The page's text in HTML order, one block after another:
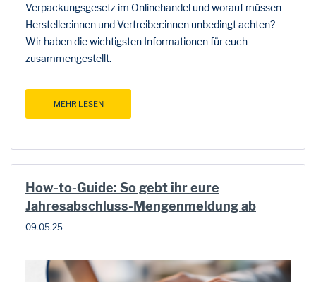
Verpackungsgesetz im Onlinehandel und worauf müssen
Hersteller:innen und Vertreiber:innen unbedingt achten?
Wir haben die wichtigsten Informationen für euch
zusammengestellt.
MEHR LESEN
How-to-Guide: So gebt ihr eure
Jahresabschluss-Mengenmeldung ab
09.05.25